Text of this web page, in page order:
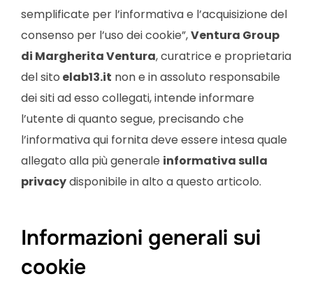
semplificate per l’informativa e l’acquisizione del
consenso per l’uso dei cookie”,Ventura Group
di Margherita Ventura, curatrice e proprietaria
del sito elab13.it non e in assoluto responsabile
dei siti ad esso collegati, intende informare
l’utente di quanto segue, precisando che
l’informativa qui fornita deve essere intesa quale
allegato alla più generale informativa sulla
privacydisponibile in alto a questo articolo.
Informazioni generali sui
cookie